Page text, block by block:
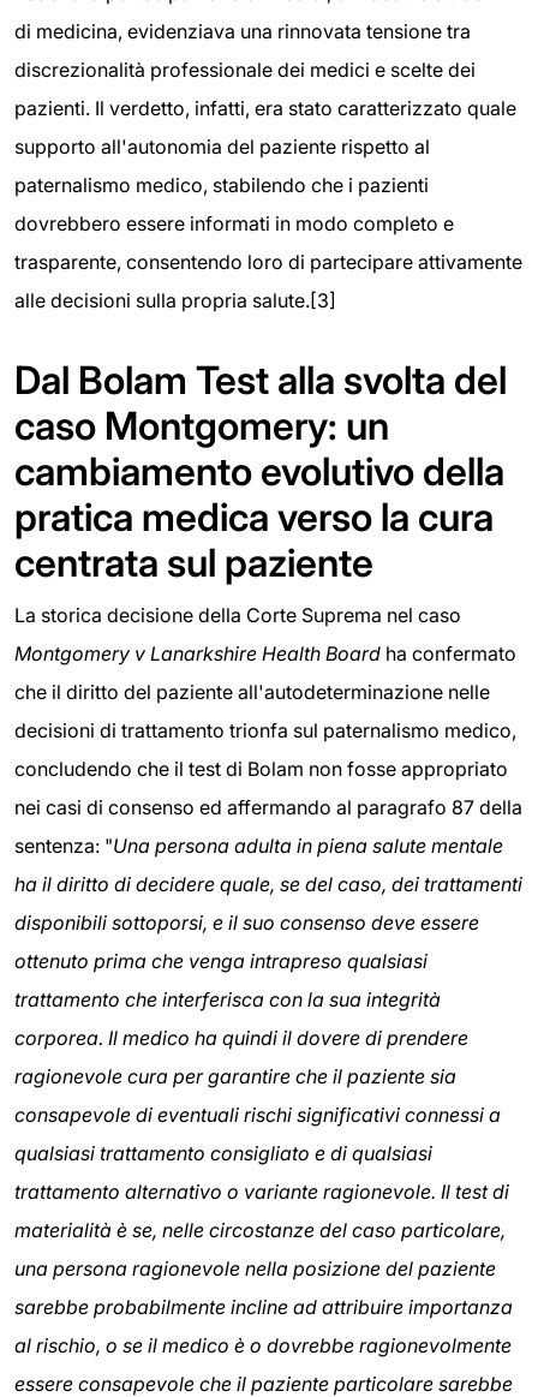
di medicina, evidenziava una rinnovata tensione tra
discrezionalità professionale dei medici e scelte dei
pazienti. Il verdetto, infatti, era stato caratterizzato quale
supporto all'autonomia del paziente rispetto al
paternalismo medico, stabilendo che i pazienti
dovrebbero essere informati in modo completo e
trasparente, consentendo loro di partecipare attivamente
alle decisioni sulla propria salute.[3]
Dal Bolam Test alla svolta del
caso Montgomery: un
cambiamento evolutivo della
pratica medica verso la cura
centrata sul paziente
La storica decisione della Corte Suprema nel caso
Montgomery v Lanarkshire Health Board ha confermato
che il diritto del paziente all'autodeterminazione nelle
decisioni di trattamento trionfa sul paternalismo medico,
concludendo che il test di Bolam non fosse appropriato
nei casi di consenso ed affermando al paragrafo 87 della
sentenza: "Una persona adulta in piena salute mentale
ha il diritto di decidere quale, se del caso, dei trattamenti
disponibili sottoporsi, e il suo consenso deve essere
ottenuto prima che venga intrapreso qualsiasi
trattamento che interferisca con la sua integrità
corporea. Il medico ha quindi il dovere di prendere
ragionevole cura per garantire che il paziente sia
consapevole di eventuali rischi significativi connessi a
qualsiasi trattamento consigliato e di qualsiasi
trattamento alternativo o variante ragionevole. Il test di
materialità è se, nelle circostanze del caso particolare,
una persona ragionevole nella posizione del paziente
sarebbe probabilmente incline ad attribuire importanza
al rischio, o se il medico è o dovrebbe ragionevolmente
essere consapevole che il paziente particolare sarebbe